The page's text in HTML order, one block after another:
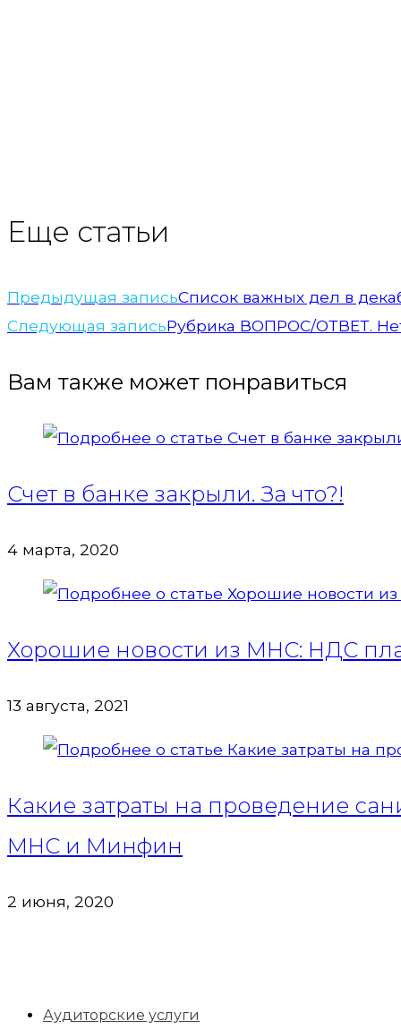
Еще статьи
Предыдущая записьСписок важных дел в
Следующая записьРубрика ВОПРОС/ОТВЕТ.
Вам также может понравиться
Счет в банке закрыли. За что?!
4 марта, 2020
Хорошие новости из МНС: НДС
13 августа, 2021
Какие затраты на проведение
МНС и Минфин
2 июня, 2020
Аудиторские услуги